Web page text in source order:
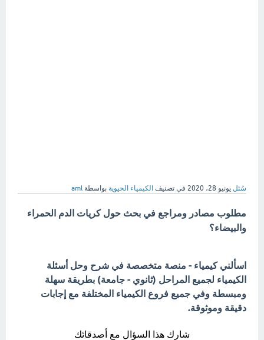
سُئل يونيو 28، 2020 في تصنيف الكيمياء الحيوية بواسطة aml
مطلوب مصادر ومراجع في بحث حول كريات الدم الحمراء
والبيضاء؟
اسألني كيمياء - منصة متخصصة في شرح وحل أسئلة
الكيمياء لجميع المراحل (ثانوي - جامعة) بطريقة سهلة
ومبسطة وفي جميع فروع الكيمياء المختلفة مع إجابات
دقيقة وموثوقة.
شارك هذا السؤال مع أصدقائك